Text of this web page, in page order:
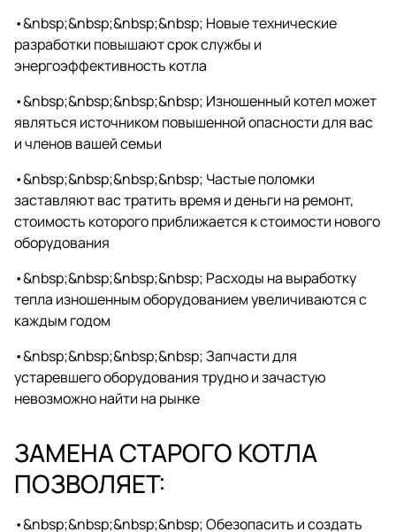
•&nbsp;&nbsp;&nbsp;&nbsp; Новые технические
разработки повышают срок службы и
энергоэффективность котла
•&nbsp;&nbsp;&nbsp;&nbsp; Изношенный котел может
являться источником повышенной опасности для вас
и членов вашей семьи
•&nbsp;&nbsp;&nbsp;&nbsp; Частые поломки
заставляют вас тратить время и деньги на ремонт,
стоимость которого приближается к стоимости нового
оборудования
•&nbsp;&nbsp;&nbsp;&nbsp; Расходы на выработку
тепла изношенным оборудо­ванием увеличиваются с
каждым годом
•&nbsp;&nbsp;&nbsp;&nbsp; Запчасти для
устаревшего оборудования трудно и зачастую
невозможно найти на рынке
ЗАМЕНА СТАРОГО КОТЛА
ПОЗВОЛЯЕТ:
•&nbsp;&nbsp;&nbsp;&nbsp; Обезопасить и создать